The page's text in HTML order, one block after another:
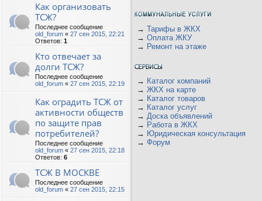
Как организовать
ТСЖ?
Последнее сообщение
old_forum « 27 сен 2015, 22:21
Ответов: 1
Кто отвечает за
долги ТСЖ?
Последнее сообщение
old_forum « 27 сен 2015, 22:19
Как оградить ТСЖ от
активности обществ
по защите прав
потребителей?
Последнее сообщение
old_forum « 27 сен 2015, 22:18
Ответов: 6
ТСЖ В МОСКВЕ
Последнее сообщение
old_forum « 27 сен 2015, 22:15
→ Тарифы в ЖКХ
→ Оплата ЖКУ
→ Ремонт на этаже
→ Каталог компаний
→ ЖКХ на карте
→ Каталог товаров
→ Каталог услуг
→ Доска объявлений
→ Работа в ЖКХ
→ Юридическая консультация
→ Форум